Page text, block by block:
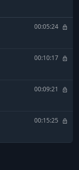
00:05:24
00:10:17
00:09:21
00:15:25